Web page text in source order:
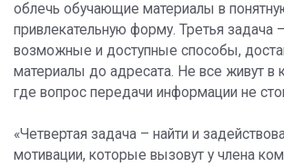
облечь обучающие материалы в
привлекательную форму. Третья задача
возможные и доступные способы,
материалы до адресата. Не все живут в
где вопрос передачи информации не
«Четвертая задача – найти и
мотивации, которые вызовут у члена